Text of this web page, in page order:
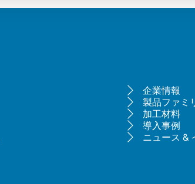
企業情報
製品ファミ
加工材料
導入事例
ニュース &